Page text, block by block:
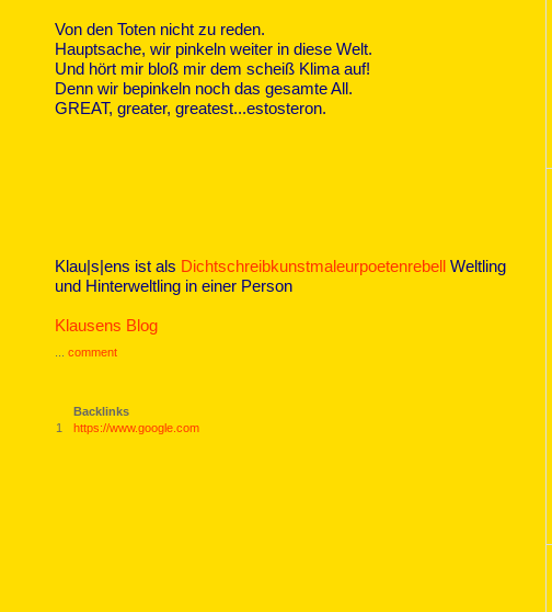
Von den Toten nicht zu reden.
Hauptsache, wir pinkeln weiter in diese Welt.
Und hört mir bloß mir dem scheiß Klima auf!
Denn wir bepinkeln noch das gesamte All.
GREAT, greater, greatest...estosteron.
Klau|s|ens ist als Dichtschreibkunstmaleurpoetenrebell Weltling
und Hinterweltling in einer Person
Klausens Blog
comment
Backlinks
1
https://www.google.com